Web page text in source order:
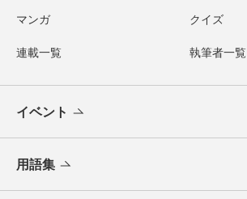
マンガ クイズ
連載一覧 執筆者一覧
イベント
用語集